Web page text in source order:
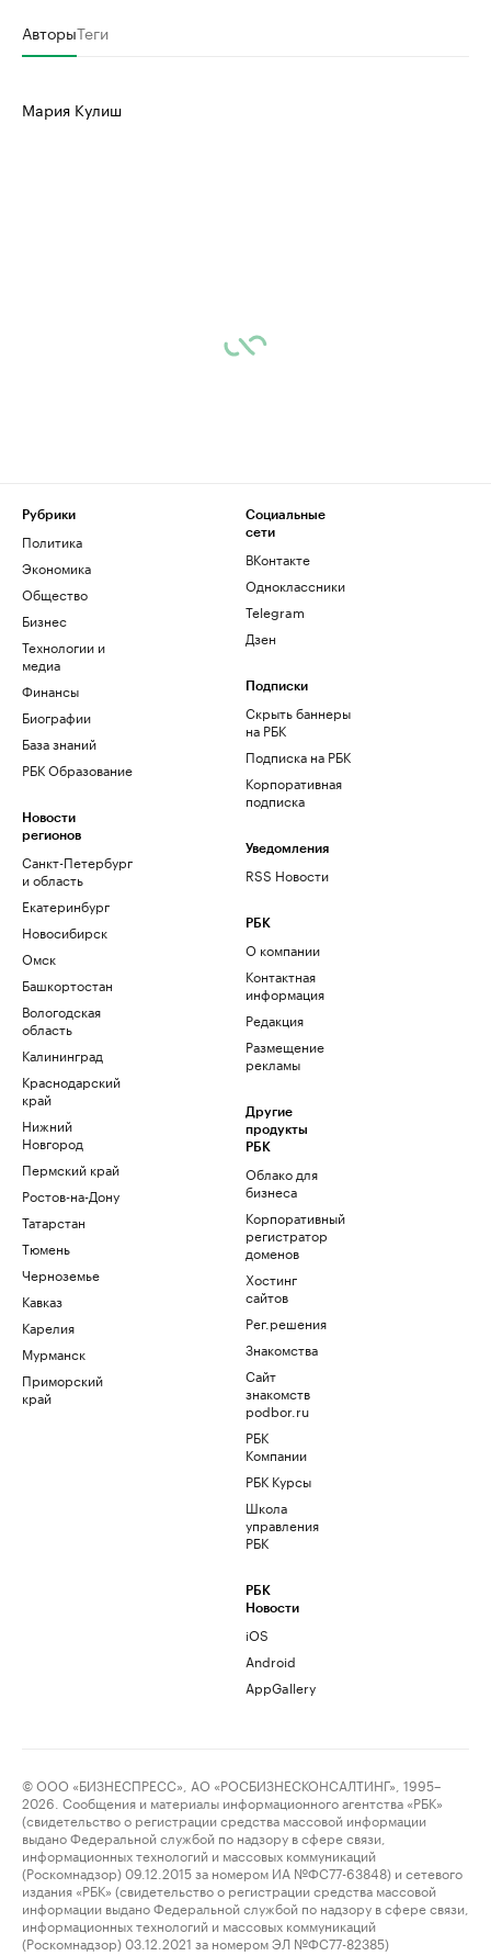
АвторыТеги
Мария Кулиш
Рубрики
Политика
Экономика
Общество
Бизнес
Технологии и
медиа
Финансы
Биографии
База знаний
РБК Образование
Новости
регионов
Санкт-Петербург
и область
Екатеринбург
Новосибирск
Омск
Башкортостан
Вологодская
область
Калининград
Краснодарский
край
Нижний
Новгород
Пермский край
Ростов-на-Дону
Татарстан
Тюмень
Черноземье
Кавказ
Карелия
Мурманск
Приморский
край
Социальные
сети
ВКонтакте
Одноклассники
Telegram
Дзен
Подписки
Скрыть баннеры
на РБК
Подписка на РБК
Корпоративная
подписка
Уведомления
RSS Новости
РБК
О компании
Контактная
информация
Редакция
Размещение
рекламы
Другие
продукты
РБК
Облако для
бизнеса
Корпоративный
регистратор
доменов
Хостинг
сайтов
Рег.решения
Знакомства
Сайт
знакомств
podbor.ru
РБК
Компании
РБК Курсы
Школа
управления
РБК
РБК
Новости
iOS
Android
AppGallery
© ООО «БИЗНЕСПРЕСС», АО «РОСБИЗНЕСКОНСАЛТИНГ», 1995–
2026. Сообщения и материалы информационного агентства «РБК»
(свидетельство о регистрации средства массовой информации
выдано Федеральной службой по надзору в сфере связи,
информационных технологий и массовых коммуникаций
(Роскомнадзор) 09.12.2015 за номером ИА №ФС77-63848) и сетевого
издания «РБК» (свидетельство о регистрации средства массовой
информации выдано Федеральной службой по надзору в сфере связи,
информационных технологий и массовых коммуникаций
(Роскомнадзор) 03.12.2021 за номером ЭЛ №ФС77-82385)